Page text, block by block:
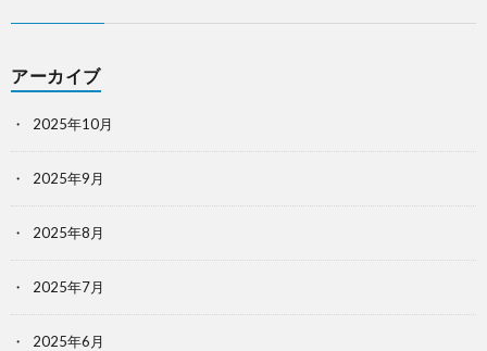
アーカイブ
2025年10月
2025年9月
2025年8月
2025年7月
2025年6月